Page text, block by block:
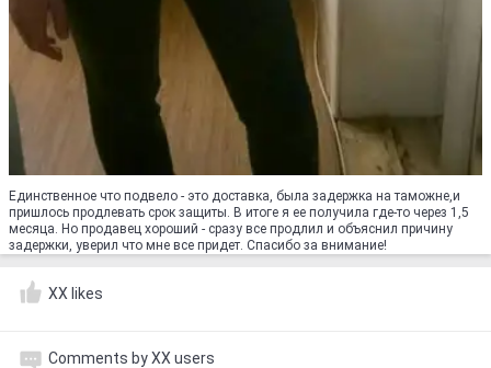
Единственное что подвело - это доставка, была задержка на таможне,и
пришлось продлевать срок защиты. В итоге я ее получила где-то через 1,5
месяца. Но продавец хороший - сразу все продлил и объяснил причину
задержки, уверил что мне все придет. Спасибо за внимание!
XX likes
Comments by XX users